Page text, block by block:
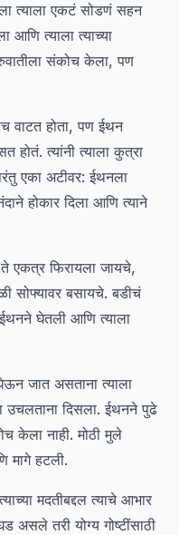
त्याला एकटं सोडणं सहन
आणि त्याला त्याच्या
संकोच केला, पण
वाटत होता, पण ईथन
होतं. त्यांनी त्याला कुत्रा
एका अटीवर: ईथनला
होकार दिला आणि त्याने
एकत्र फिरायला जायचे,
सोफ्यावर बसायचे. बडीचं
घेतली आणि त्याला
जात असताना त्याला
उचलताना दिसला. ईथनने पुढे
केला नाही. मोठी मुले
मागे हटली.
मदतीबद्दल त्याचे आभार
असले तरी योग्य गोष्टींसाठी